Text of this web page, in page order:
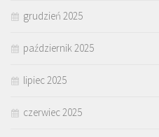
grudzień 2025
październik 2025
lipiec 2025
czerwiec 2025